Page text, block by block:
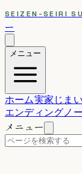
SEIZEN-SEIRI
ー
メニュー
ホーム実家じまい
エンディングノ
メニュー